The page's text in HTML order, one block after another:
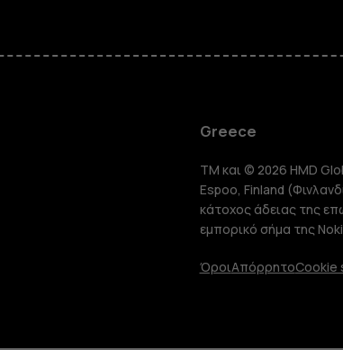
Tablet
Greece
TM και © 2026 HMD
Espoo, Finland
κάτοχος άδειας της
εμπορικό σήμα της
ΌροιΑπόρρητοCookie